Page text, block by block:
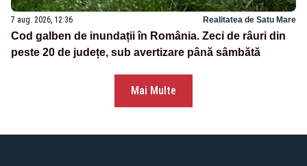
7 aug. 2026, 12:36 Realitatea de Satu Mare
Cod galben de inundații în România. Zeci de râuri din
peste 20 de județe, sub avertizare până sâmbătă
Mai Multe